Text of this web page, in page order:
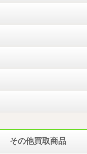
その他買取商品